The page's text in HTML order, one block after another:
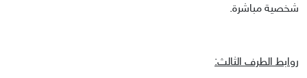
شخصية مباشرة.
روابط الطرف الثالث: